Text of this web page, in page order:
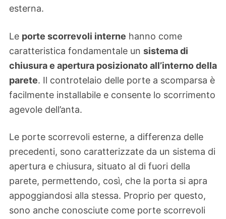
esterna.
Le porte scorrevoli interne hanno come
caratteristica fondamentale un sistema di
chiusura e apertura posizionato all’interno della
parete. Il controtelaio delle porte a scomparsa è
facilmente installabile e consente lo scorrimento
agevole dell’anta.
Le porte scorrevoli esterne, a differenza delle
precedenti, sono caratterizzate da un sistema di
apertura e chiusura, situato al di fuori della
parete, permettendo, così, che la porta si apra
appoggiandosi alla stessa. Proprio per questo,
sono anche conosciute come porte scorrevoli